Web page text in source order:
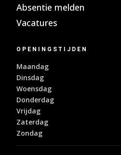
Absentie melden
Vacatures
OPENINGSTIJDEN
Maandag
Dinsdag
Woensdag
Donderdag
Vrijdag
Zaterdag
Zondag